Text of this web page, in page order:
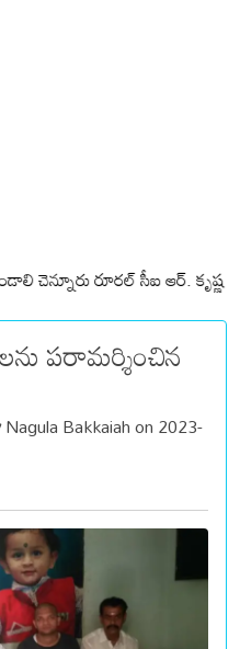
రూరల్ సీఐ ఆర్. కృష్ణ
పరామర్శించిన
Nagula Bakkaiah on 2023-